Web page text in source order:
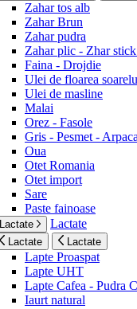
Zahar tos alb
Zahar Brun
Zahar pudra
Zahar plic - Zhar
Faina - Drojdie
Ulei de floarea
Ulei de masline
Malai
Orez - Fasole
Gris - Pesmet -
Oua
Otet Romania
Otet import
Sare
Paste fainoase
Lactate Lactate
Lactate Lactate
Lapte Proaspat
Lapte UHT
Lapte Cafea - Pudra
Iaurt natural